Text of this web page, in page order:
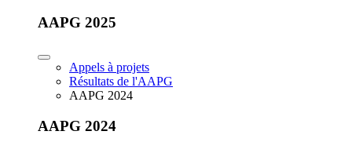
AAPG 2025
Appels à projets
Résultats de l'AAPG
AAPG 2024
AAPG 2024